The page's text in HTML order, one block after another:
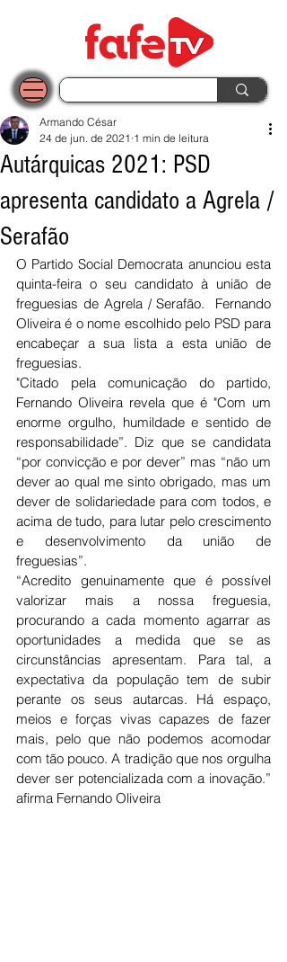
Autárquicas 2021: PSD
apresenta candidato a Agrela /
Serafão
Armando César
24 de jun. de 2021 1 min de leitura
O Partido Social Democrata anunciou esta
quinta-feira o seu candidato à união de
freguesias de Agrela / Serafão.  Fernando
Oliveira é o nome escolhido pelo PSD para
encabeçar a sua lista a esta união de
freguesias.
"Citado pela comunicação do partido,
Fernando Oliveira revela que é "Com um
enorme orgulho, humildade e sentido de
responsabilidade”. Diz que se candidata
“por convicção e por dever” mas “não um
dever ao qual me sinto obrigado, mas um
dever de solidariedade para com todos, e
acima de tudo, para lutar pelo crescimento
e desenvolvimento da união de
freguesias”.
“Acredito genuinamente que é possível
valorizar mais a nossa freguesia,
procurando a cada momento agarrar as
oportunidades a medida que se as
circunstâncias apresentam. Para tal, a
expectativa da população tem de subir
perante os seus autarcas. Há espaço,
meios e forças vivas capazes de fazer
mais, pelo que não podemos acomodar
com tão pouco. A tradição que nos orgulha
dever ser potencializada com a inovação.”
afirma Fernando Oliveira